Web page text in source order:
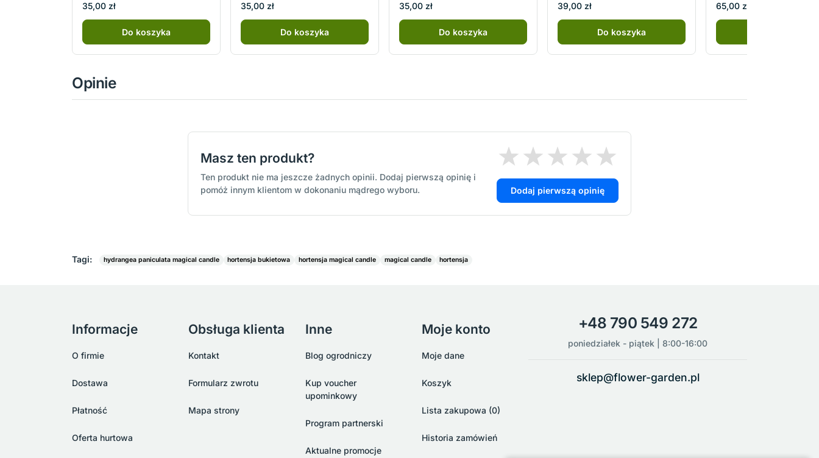
35,00 zł
Do koszyka
35,00 zł
Do koszyka
35,00 zł
Do koszyka
39,00 zł
Do koszyka
65,00 zł
Opinie
Masz ten produkt?
Ten produkt nie ma jeszcze żadnych opinii. Dodaj pierwszą opinię i
pomóż innym klientom w dokonaniu mądrego wyboru.
Dodaj pierwszą opinię
Tagi: hydrangea paniculata magical candle hortensja bukietowa hortensja magical candle magical candle hortensja
Informacje
O firmie
Dostawa
Płatność
Oferta hurtowa
Obsługa klienta
Kontakt
Formularz zwrotu
Mapa strony
Inne
Blog ogrodniczy
Kup voucher
upominkowy
Program partnerski
Aktualne promocje
Moje konto
Moje dane
Koszyk
Lista zakupowa (0)
Historia zamówień
+48 790 549 272
poniedziałek - piątek | 8:00-16:00
sklep@flower-garden.pl